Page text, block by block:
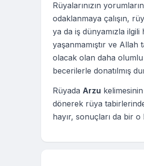
Rüyalarınızın
odaklanmaya çalışın,
ya da iş dünyamızla
yaşanmamıştır ve
olacak olan daha
becerilerle donatılmış
Rüyada Arzu
dönerek rüya
hayır, sonuçları da bir o